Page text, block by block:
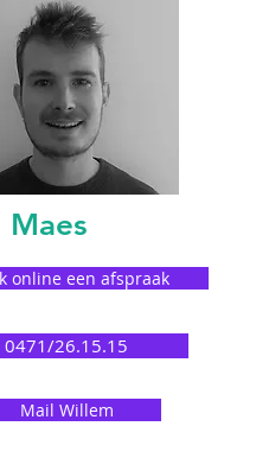
online een afspraak
0471/26.15.15
Mail Willem